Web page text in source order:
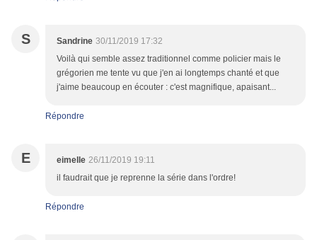
S Sandrine 30/11/2019 17:32
Voilà qui semble assez traditionnel comme policier mais le
grégorien me tente vu que j'en ai longtemps chanté et que
j'aime beaucoup en écouter : c'est magnifique, apaisant...
Répondre
E eimelle 26/11/2019 19:11
il faudrait que je reprenne la série dans l'ordre!
Répondre